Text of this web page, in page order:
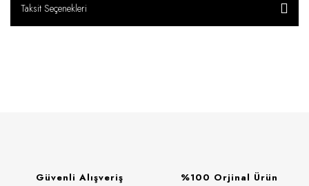
Taksit Seçenekleri
Güvenli Alışveriş %100 Orjinal Ürün